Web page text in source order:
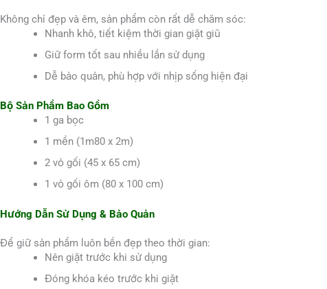
Không chỉ đẹp và êm, sản phẩm còn rất dễ chăm sóc:
Nhanh khô, tiết kiệm thời gian giặt giũ
Giữ form tốt sau nhiều lần sử dụng
Dễ bảo quản, phù hợp với nhịp sống hiện đại
Bộ Sản Phẩm Bao Gồm
1 ga bọc
1 mền (1m80 x 2m)
2 vỏ gối (45 x 65 cm)
1 vỏ gối ôm (80 x 100 cm)
Hướng Dẫn Sử Dụng & Bảo Quản
Để giữ sản phẩm luôn bền đẹp theo thời gian:
Nên giặt trước khi sử dụng
Đóng khóa kéo trước khi giặt